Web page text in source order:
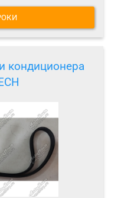
кондиционера